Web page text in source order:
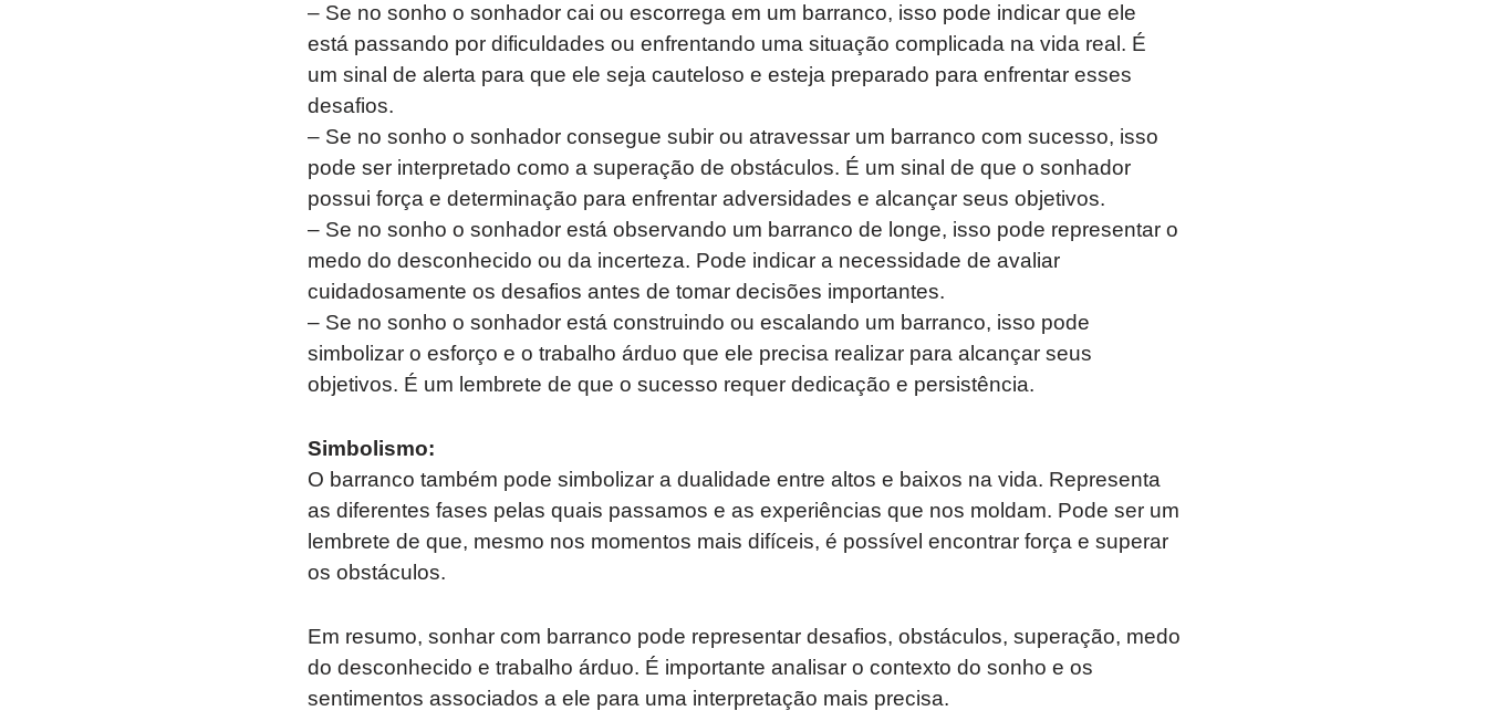
– Se no sonho o sonhador cai ou escorrega em um barranco, isso pode indicar que ele
está passando por dificuldades ou enfrentando uma situação complicada na vida real. É
um sinal de alerta para que ele seja cauteloso e esteja preparado para enfrentar esses
desafios.
– Se no sonho o sonhador consegue subir ou atravessar um barranco com sucesso, isso
pode ser interpretado como a superação de obstáculos. É um sinal de que o sonhador
possui força e determinação para enfrentar adversidades e alcançar seus objetivos.
– Se no sonho o sonhador está observando um barranco de longe, isso pode representar o
medo do desconhecido ou da incerteza. Pode indicar a necessidade de avaliar
cuidadosamente os desafios antes de tomar decisões importantes.
– Se no sonho o sonhador está construindo ou escalando um barranco, isso pode
simbolizar o esforço e o trabalho árduo que ele precisa realizar para alcançar seus
objetivos. É um lembrete de que o sucesso requer dedicação e persistência.
Simbolismo:
O barranco também pode simbolizar a dualidade entre altos e baixos na vida. Representa
as diferentes fases pelas quais passamos e as experiências que nos moldam. Pode ser um
lembrete de que, mesmo nos momentos mais difíceis, é possível encontrar força e superar
os obstáculos.
Em resumo, sonhar com barranco pode representar desafios, obstáculos, superação, medo
do desconhecido e trabalho árduo. É importante analisar o contexto do sonho e os
sentimentos associados a ele para uma interpretação mais precisa.